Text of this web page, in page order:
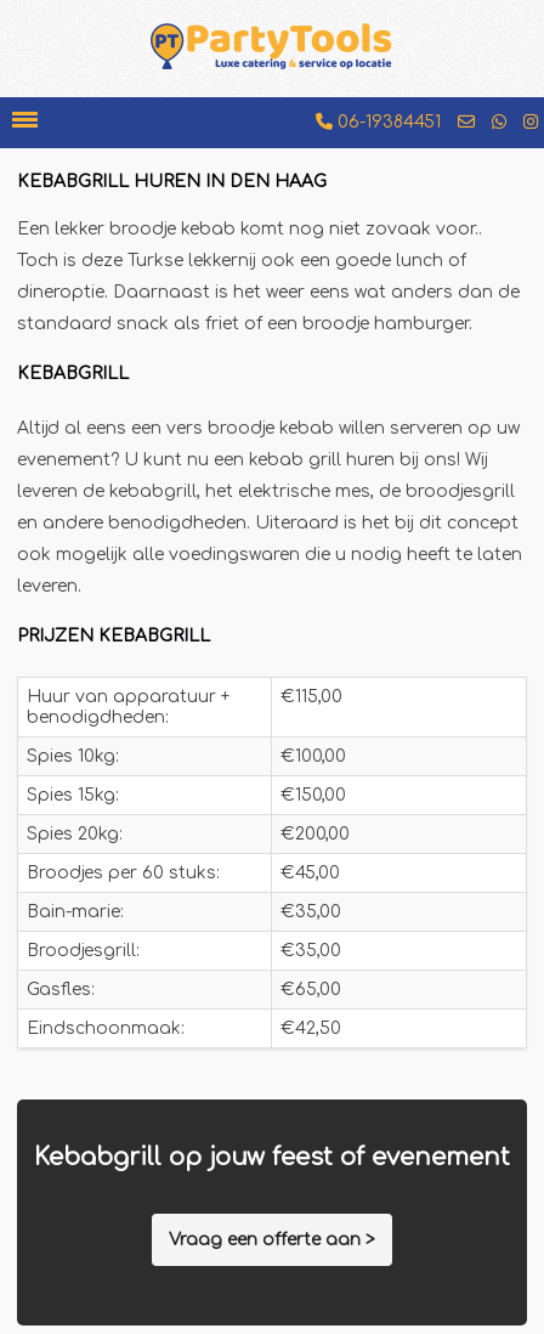
06-19384451
Chocolademelkkraam
Espressobar
Foodtruck
Hamburgerkraam
Hotdogkraam
IJscokar
Jägermeister-tap
Poffertjes
Popcornmachine
Slush
Slurphut
Smoothiebar
Soepkraam
Stroopwafelkraam
Sinaasappelpers
Suikerspinmachine
Wafelkraam
KEBABGRILL HUREN IN DEN HAAG
Een lekker broodje kebab komt nog niet zovaak voor..
Toch is deze Turkse lekkernij ook een goede lunch of
dineroptie. Daarnaast is het weer eens wat anders dan de
standaard snack als friet of een broodje hamburger.
KEBABGRILL
Altijd al eens een vers broodje kebab willen serveren op uw
evenement? U kunt nu een kebab grill huren bij ons! Wij
leveren de kebabgrill, het elektrische mes, de broodjesgrill
en andere benodigdheden. Uiteraard is het bij dit concept
ook mogelijk alle voedingswaren die u nodig heeft te laten
leveren.
PRIJZEN KEBABGRILL
Huur van apparatuur +
benodigdheden:
€115,00
Spies 10kg: €100,00
Spies 15kg: €150,00
Spies 20kg: €200,00
Broodjes per 60 stuks: €45,00
Bain-marie: €35,00
Broodjesgrill: €35,00
Gasfles: €65,00
Eindschoonmaak: €42,50
Kebabgrill op jouw feest of evenement
Vraag een offerte aan >